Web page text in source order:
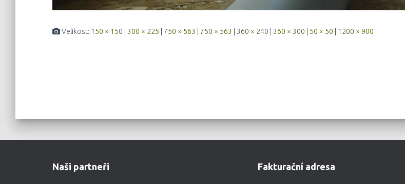
Velikost: 150 × 150 300 × 225 750 × 563 750 × 563 360 × 240 360 × 300 50 × 50 1200 × 900
Naši partneři Fakturační adresa